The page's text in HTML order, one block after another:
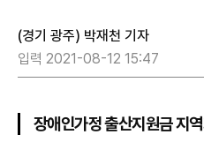
(경기 광주) 박재천 기자
입력 2021-08-12 15:47
장애인가정 출산지원금 지